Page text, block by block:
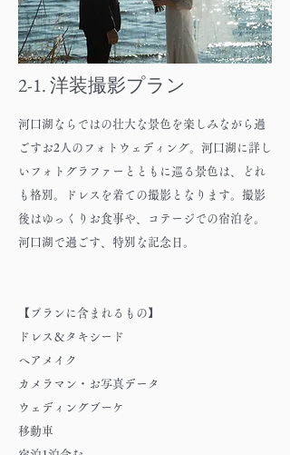
2-1. 洋装撮影プラン
河口湖ならではの壮大な景色を楽しみながら過
ごすお2人のフォトウェディング。河口湖に詳し
いフォトグラファーとともに巡る景色は、どれ
も格別。ドレスを着ての撮影となります。撮影
後はゆっくりお食事や、コテージでの宿泊を。
河口湖で過ごす、特別な記念日。
【プランに含まれるもの】
ドレス＆タキシード
ヘアメイク
カメラマン・お写真データ
ウェディングブーケ
移動車